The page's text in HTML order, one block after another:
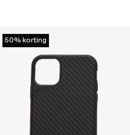
50% korting